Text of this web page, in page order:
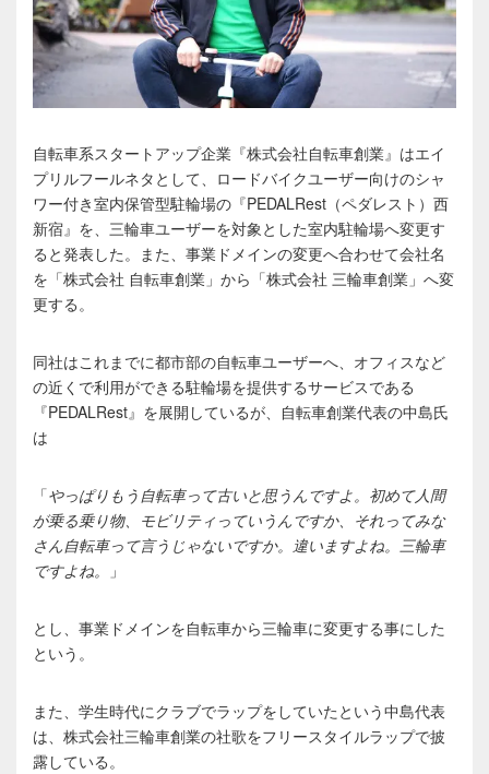
自転車系スタートアップ企業『株式会社自転車創業』はエイ
プリルフールネタとして、ロードバイクユーザー向けのシャ
ワー付き室内保管型駐輪場の『PEDALRest（ペダレスト）西
新宿』を、三輪車ユーザーを対象とした室内駐輪場へ変更す
ると発表した。また、事業ドメインの変更へ合わせて会社名
を「株式会社 自転車創業」から「株式会社 三輪車創業」へ変
更する。
同社はこれまでに都市部の自転車ユーザーへ、オフィスなど
の近くで利用ができる駐輪場を提供するサービスである
『PEDALRest』を展開しているが、自転車創業代表の中島氏
は
「やっぱりもう自転車って古いと思うんですよ。初めて人間
が乗る乗り物、モビリティっていうんですか、それってみな
さん自転車って言うじゃないですか。違いますよね。三輪車
ですよね。
」
とし、事業ドメインを自転車から三輪車に変更する事にした
という。
また、学生時代にクラブでラップをしていたという中島代表
は、株式会社三輪車創業の社歌をフリースタイルラップで披
露している。